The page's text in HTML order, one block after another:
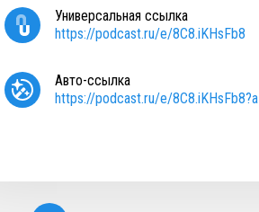
Универсальная ссылка
https://podcast.ru/e/8C8.iKHsFb8
Авто-ссылка
https://podcast.ru/e/8C8.iKHsFb8?a